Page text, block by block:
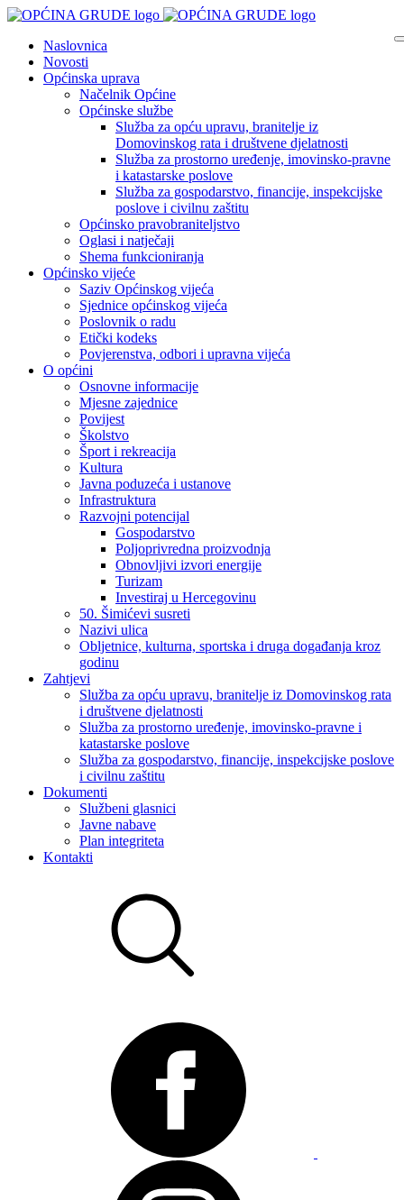
Naslovnica
Novosti
Općinska uprava
Načelnik Općine
Općinske službe
Služba za opću upravu, branitelje iz
Domovinskog rata i društvene djelatnosti
Služba za prostorno uređenje, imovinsko-pravne
i katastarske poslove
Služba za gospodarstvo, financije, inspekcijske
poslove i civilnu zaštitu
Općinsko pravobraniteljstvo
Oglasi i natječaji
Shema funkcioniranja
Općinsko vijeće
Saziv Općinskog vijeća
Sjednice općinskog vijeća
Poslovnik o radu
Etički kodeks
Povjerenstva, odbori i upravna vijeća
O općini
Osnovne informacije
Mjesne zajednice
Povijest
Školstvo
Šport i rekreacija
Kultura
Javna poduzeća i ustanove
Infrastruktura
Razvojni potencijal
Gospodarstvo
Poljoprivredna proizvodnja
Obnovljivi izvori energije
Turizam
Investiraj u Hercegovinu
50. Šimićevi susreti
Nazivi ulica
Obljetnice, kulturna, sportska i druga događanja kroz
godinu
Zahtjevi
Služba za opću upravu, branitelje iz Domovinskog rata
i društvene djelatnosti
Služba za prostorno uređenje, imovinsko-pravne i
katastarske poslove
Služba za gospodarstvo, financije, inspekcijske poslove
i civilnu zaštitu
Dokumenti
Službeni glasnici
Javne nabave
Plan integriteta
Kontakti